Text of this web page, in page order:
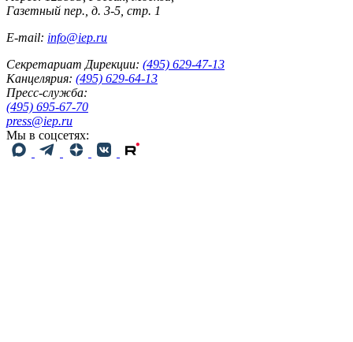
Газетный пер., д. 3-5, стр. 1
E-mail: info@iep.ru
Секретариат Дирекции: (495) 629-47-13
Канцелярия: (495) 629-64-13
Пресс-служба:
(495) 695-67-70
press@iep.ru
Мы в соцсетях: